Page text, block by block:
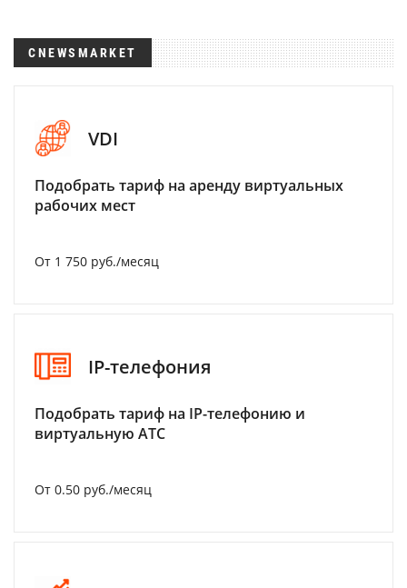
CNEWSMARKET
VDI
Подобрать тариф на аренду виртуальных
рабочих мест
От 1 750 руб./месяц
IP-телефония
Подобрать тариф на IP-телефонию и
виртуальную АТС
От 0.50 руб./месяц